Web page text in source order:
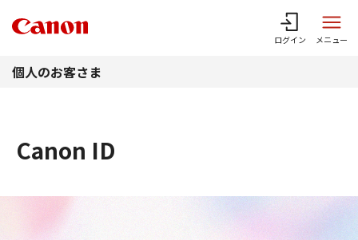
ログイン メニュー
個人のお客さま
Canon ID